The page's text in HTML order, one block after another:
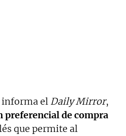
informa el Daily Mirror,
preferencial de compra
que permite al